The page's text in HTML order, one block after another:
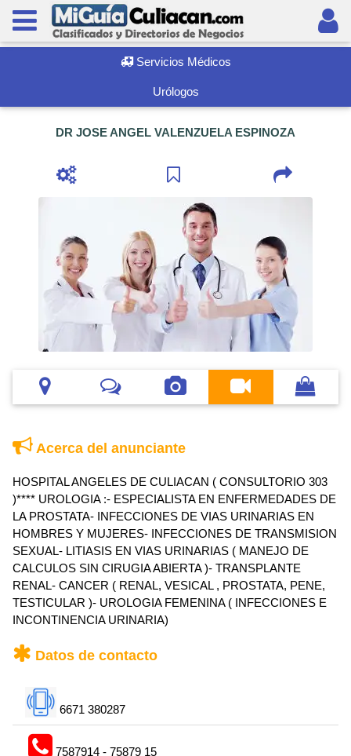
Servicios Médicos
Urólogos
DR JOSE ANGEL VALENZUELA ESPINOZA
Acerca del anunciante
HOSPITAL ANGELES DE CULIACAN ( CONSULTORIO 303
)**** UROLOGIA :- ESPECIALISTA EN ENFERMEDADES DE
LA PROSTATA- INFECCIONES DE VIAS URINARIAS EN
HOMBRES Y MUJERES- INFECCIONES DE TRANSMISION
SEXUAL- LITIASIS EN VIAS URINARIAS ( MANEJO DE
CALCULOS SIN CIRUGIA ABIERTA )- TRANSPLANTE
RENAL- CANCER ( RENAL, VESICAL , PROSTATA, PENE,
TESTICULAR )- UROLOGIA FEMENINA ( INFECCIONES E
INCONTINENCIA URINARIA)
Datos de contacto
6671 380287
7587914 - 75879 15